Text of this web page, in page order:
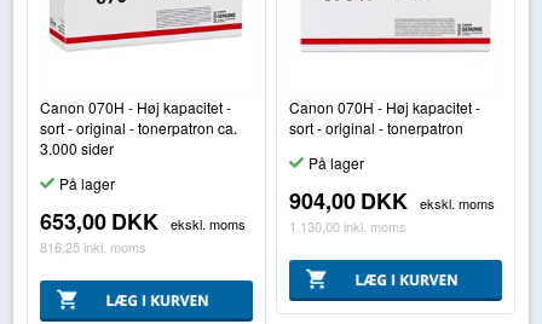
Canon 070H - Høj kapacitet -
sort - original - tonerpatron ca.
3.000 sider
På lager
653,00DKK
ekskl. moms
816,25 inkl. moms
Canon 070H - Høj kapacitet -
sort - original - tonerpatron
På lager
904,00DKK
ekskl. moms
1.130,00 inkl. moms